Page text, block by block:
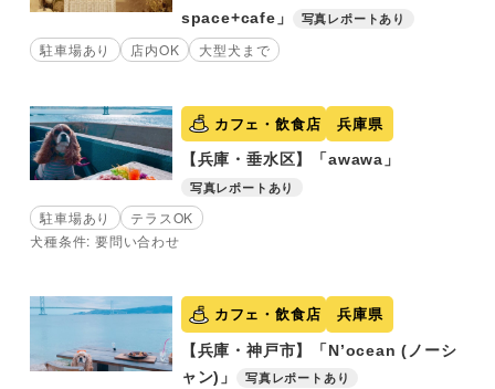
space+cafe」
写真レポートあり
駐車場あり 店内OK 大型犬まで
カフェ・飲食店 兵庫県
【兵庫・垂水区】「awawa」
写真レポートあり
駐車場あり
テラスOK
犬種条件: 要問い合わせ
カフェ・飲食店 兵庫県
【兵庫・神戸市】「N’ocean (ノーシ
ャン)」
写真レポートあり